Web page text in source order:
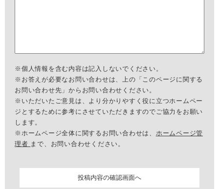
※個人情報を含む内容は記入しないでください。
※お答えが必要なお問い合わせは、上の「このページに関する
お問い合わせ先」からお問い合わせください。
※いただいたご意見は、より分かりやすく役に立つホームペー
ジとするために参考にさせていただきますのでご協力をお願い
します。
※ホームページ全体に関するお問い合わせは、 ホームページ管
理者 まで、お問い合わせください。